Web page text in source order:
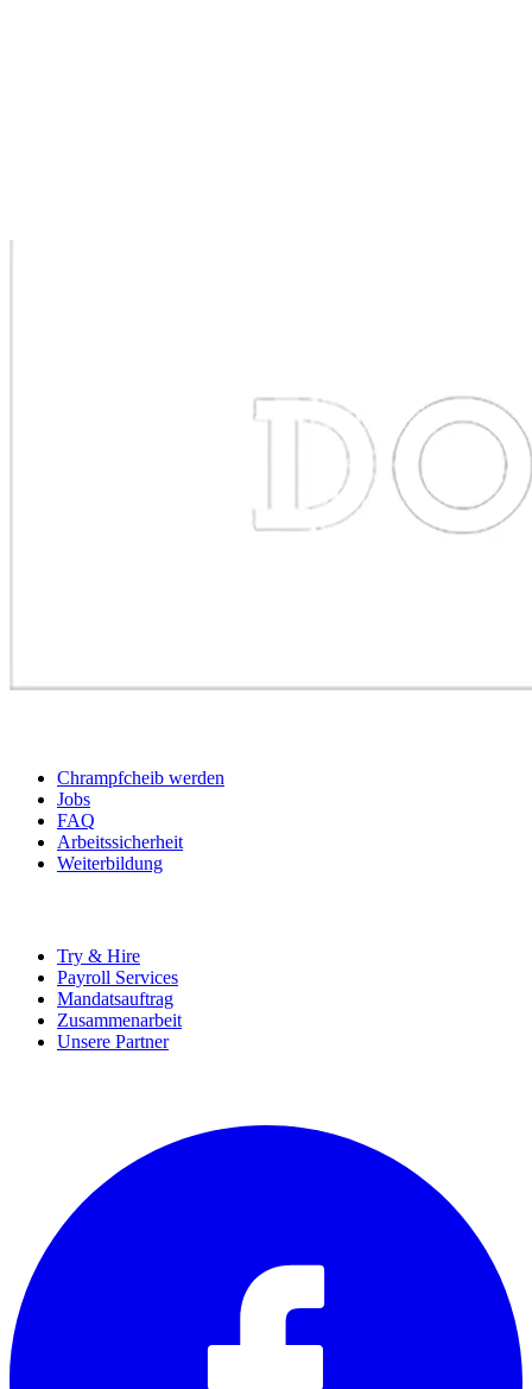
Chrampfcheib werden
Jobs
FAQ
Arbeitssicherheit
Weiterbildung
Try & Hire
Payroll Services
Mandatsauftrag
Zusammenarbeit
Unsere Partner